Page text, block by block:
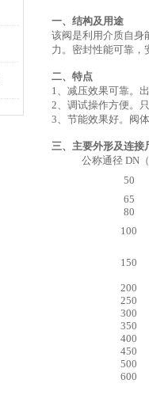
一、结构及用途
该阀是利用介质自身
力。密封性能可靠，
二、特点
1、减压效果可靠。
2、调试操作方便。
3、节能效果好。阀
三、主要外形及连接
公称通径 DN
50
65
80
100
150
200
250
300
350
400
450
500
600